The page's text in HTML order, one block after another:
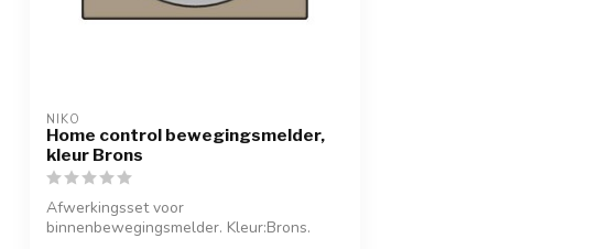
NIKO
Home control bewegingsmelder,
kleur Brons
Afwerkingsset voor
binnenbewegingsmelder. Kleur:Brons.